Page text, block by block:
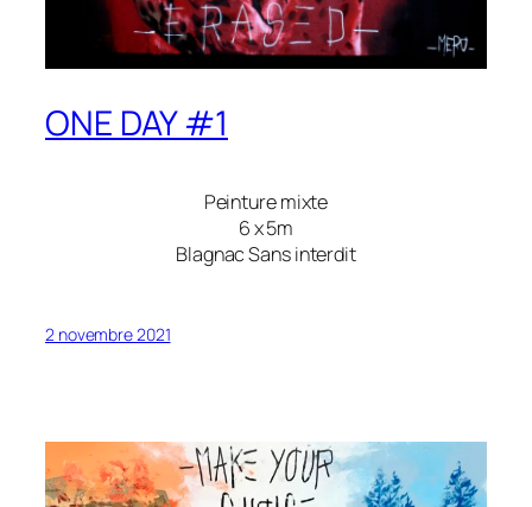
ONE DAY #1
Peinture mixte
6 x 5m
Blagnac Sans interdit
2 novembre 2021